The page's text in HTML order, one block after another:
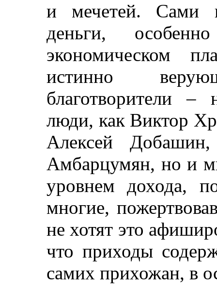
и мечетей. Сами
деньги,
экономическом
истинно
благотворители –
люди, как Виктор
Алексей
Амбарцумян, но и
уровнем дохода,
многие,
не хотят это
что приходы
самих прихожан, в